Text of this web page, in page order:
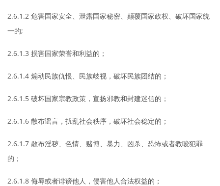
2.6.1.2 危害国家安全、泄露国家秘密、颠覆国家政权、破坏国家统
一的;
2.6.1.3 损害国家荣誉和利益的；
2.6.1.4 煽动民族仇恨、民族歧视，破坏民族团结的；
2.6.1.5 破坏国家宗教政策，宣扬邪教和封建迷信的；
2.6.1.6 散布谣言，扰乱社会秩序，破坏社会稳定的；
2.6.1.7 散布淫秽、色情、赌博、暴力、凶杀、恐怖或者教唆犯罪
的；
2.6.1.8 侮辱或者诽谤他人，侵害他人合法权益的；